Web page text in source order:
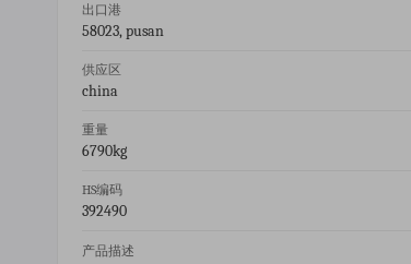
出口港
58023, pusan
供应区
china
重量
6790kg
HS编码
392490
产品描述